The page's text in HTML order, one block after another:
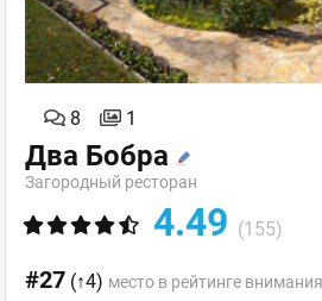
8 1
Два Бобра
Загородный ресторан
4.49 (155)
#27 (↑4) место в рейтинге внимания